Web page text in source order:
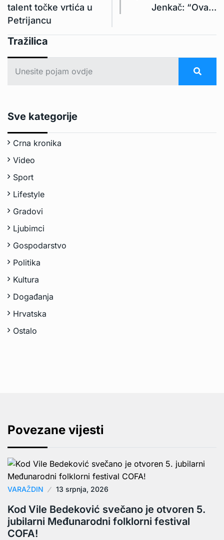
talent točke vrtića u
Petrijancu
Jenkač: “Ova…
Tražilica
Sve kategorije
Crna kronika
Video
Sport
Lifestyle
Gradovi
Ljubimci
Gospodarstvo
Politika
Kultura
Događanja
Hrvatska
Ostalo
Povezane vijesti
VARAŽDIN 13 srpnja, 2026
Kod Vile Bedeković svečano je otvoren 5.
jubilarni Međunarodni folklorni festival
COFA!